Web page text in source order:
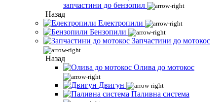
запчастини до бензопил
Назад
Електропили
Бензопили
Запчастини до мотокос
Назад
Олива до мотокос
Двигун
Паливна система